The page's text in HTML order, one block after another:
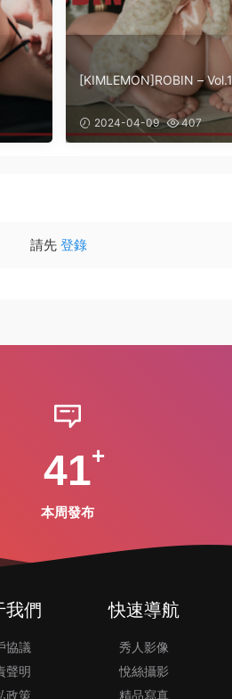
[KIMLEMON]ROBIN – Vol.1
2024-04-09 407
請先 登錄
41
本周發布
我們
協議
聲明
政策
快速導航
秀人影像
悅絲攝影
精品寫真